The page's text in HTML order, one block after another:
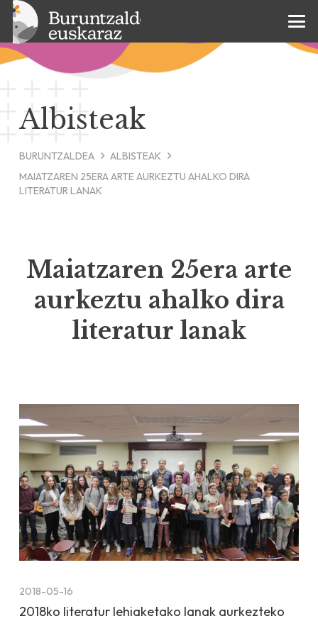
Albisteak
BURUNTZALDEA
ALBISTEAK
MAIATZAREN 25ERA ARTE AURKEZTU AHALKO DIRA
LITERATUR LANAK
Maiatzaren 25era arte
aurkeztu ahalko dira
literatur lanak
2018-05-16
2018ko literatur lehiaketako lanak aurkezteko